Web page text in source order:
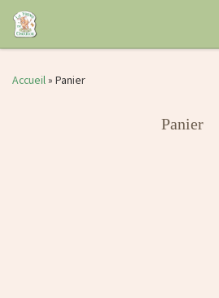
Passer au contenu
Accueil» Panier
Panier